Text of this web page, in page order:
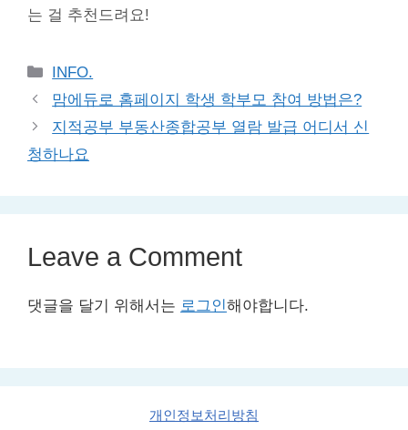
는 걸 추천드려요!
Categories
INFO.
맘에듀로 홈페이지 학생 학부모 참여 방법은?
지적공부 부동산종합공부 열람 발급 어디서 신
청하나요
Leave a Comment
댓글을 달기 위해서는 로그인해야합니다.
개인정보처리방침